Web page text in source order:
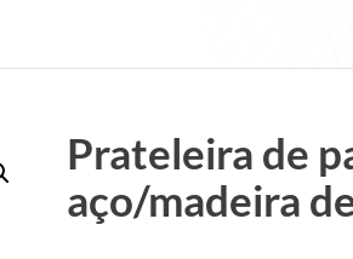
Prateleira de
aço/madeira